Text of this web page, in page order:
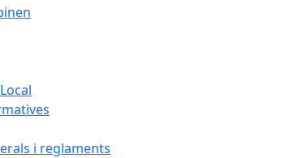
i reglaments